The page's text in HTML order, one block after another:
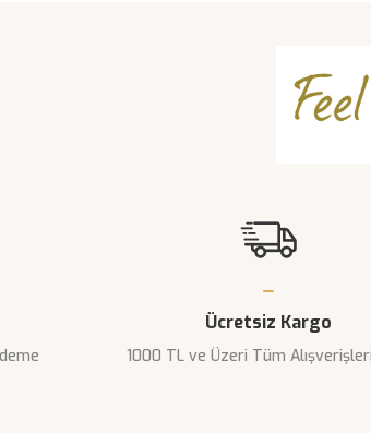
farklı alternatifler olmalı.
Ücretsiz Kargo
1000 TL ve Üzeri Tüm